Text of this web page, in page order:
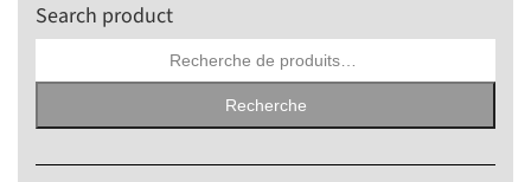
Search product
Recherche